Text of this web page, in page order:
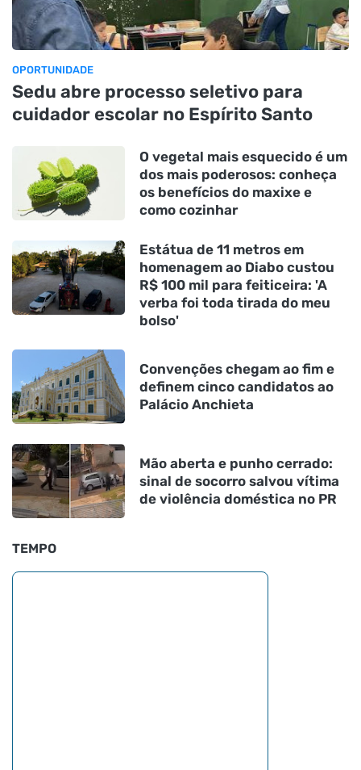
OPORTUNIDADE
Sedu abre processo seletivo para
cuidador escolar no Espírito Santo
O vegetal mais esquecido é um
dos mais poderosos: conheça
os benefícios do maxixe e
como cozinhar
Estátua de 11 metros em
homenagem ao Diabo custou
R$ 100 mil para feiticeira: 'A
verba foi toda tirada do meu
bolso'
Convenções chegam ao fim e
definem cinco candidatos ao
Palácio Anchieta
Mão aberta e punho cerrado:
sinal de socorro salvou vítima
de violência doméstica no PR
TEMPO